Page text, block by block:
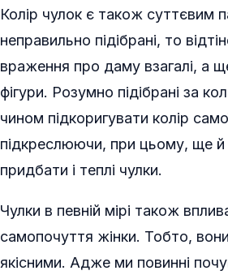
Колір чулок є також
неправильно підібрані, то
враження про даму взагалі, а
фігури. Розумно підібрані за
чином підкоригувати колір
підкреслюючи, при цьому, ще
придбати і теплі чулки.
Чулки в певній мірі також
самопочуття жінки. Тобто,
якісними. Адже ми повинні